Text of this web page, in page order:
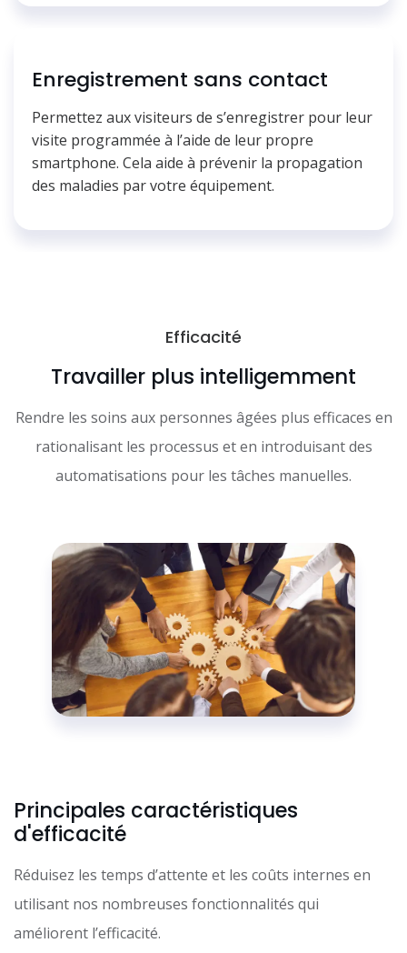
Enregistrement sans contact
Permettez aux visiteurs de s’enregistrer pour leur
visite programmée à l’aide de leur propre
smartphone. Cela aide à prévenir la propagation
des maladies par votre équipement.
Efficacité
Travailler plus intelligemment
Rendre les soins aux personnes âgées plus efficaces en
rationalisant les processus et en introduisant des
automatisations pour les tâches manuelles.
Principales caractéristiques
d'efficacité
Réduisez les temps d’attente et les coûts internes en
utilisant nos nombreuses fonctionnalités qui
améliorent l’efficacité.